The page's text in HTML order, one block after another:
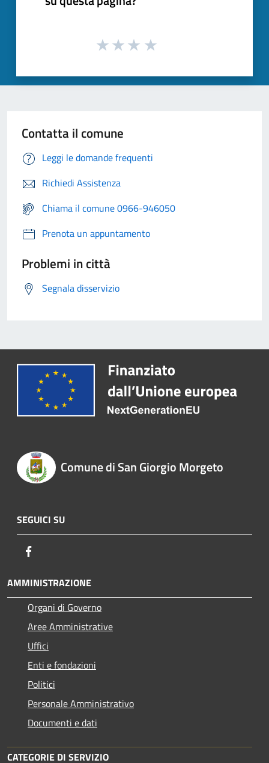
Contatta il comune
Leggi le domande frequenti
Richiedi Assistenza
Chiama il comune 0966-946050
Prenota un appuntamento
Problemi in città
Segnala disservizio
Comune di San Giorgio Morgeto
SEGUICI SU
AMMINISTRAZIONE
Organi di Governo
Aree Amministrative
Uffici
Enti e fondazioni
Politici
Personale Amministrativo
Documenti e dati
CATEGORIE DI SERVIZIO